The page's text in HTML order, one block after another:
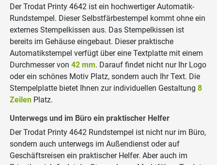
Der Trodat Printy 4642 ist ein hochwertiger Automatik-
Rundstempel. Dieser Selbstfärbestempel kommt ohne ein
externes Stempelkissen aus. Das Stempelkissen ist
bereits im Gehäuse eingebaut. Dieser praktische
Automatikstempel verfügt über eine Textplatte mit einem
Durchmesser von 42 mm. Darauf findet nicht nur Ihr Logo
oder ein schönes Motiv Platz, sondern auch Ihr Text. Die
Stempelplatte bietet Ihnen zur individuellen Gestaltung 8
Zeilen Platz.
Unterwegs und im Büro ein praktischer Helfer
Der Trodat Printy 4642 Rundstempel ist nicht nur im Büro,
sondern auch unterwegs im Außendienst oder auf
Geschäftsreisen ein praktischer Helfer. Aber auch im